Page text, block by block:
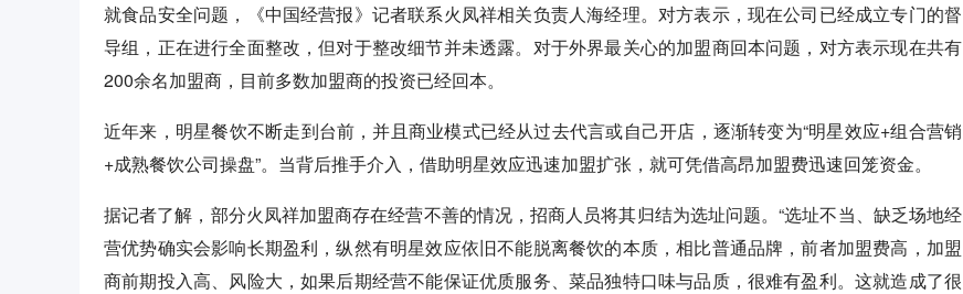
就食品安全问题，《中国经营报》记者联系火凤祥相关负责人海经理。对方表示，现在公司已经成立专门的督
导组，正在进行全面整改，但对于整改细节并未透露。对于外界最关心的加盟商回本问题，对方表示现在共有
200余名加盟商，目前多数加盟商的投资已经回本。
近年来，明星餐饮不断走到台前，并且商业模式已经从过去代言或自己开店，逐渐转变为“明星效应+组合营销
+成熟餐饮公司操盘”。当背后推手介入，借助明星效应迅速加盟扩张，就可凭借高昂加盟费迅速回笼资金。
据记者了解，部分火凤祥加盟商存在经营不善的情况，招商人员将其归结为选址问题。“选址不当、缺乏场地经
营优势确实会影响长期盈利，纵然有明星效应依旧不能脱离餐饮的本质，相比普通品牌，前者加盟费高，加盟
商前期投入高、风险大，如果后期经营不能保证优质服务、菜品独特口味与品质，很难有盈利。这就造成了很